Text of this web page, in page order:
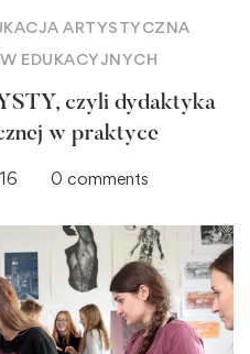
ARTYSTYCZNA
EDUKACYJNYCH
czyli dydaktyka
w praktyce
0 comments